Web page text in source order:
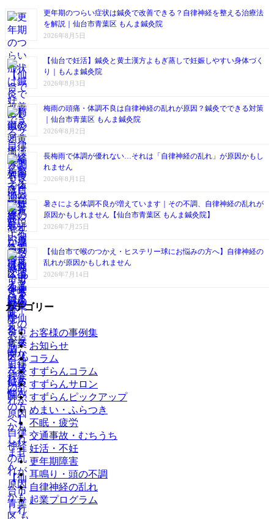
更年期のつらい症状は鍼灸で改善できる？自律神経を整える治療法
を解説｜仙台市青葉区 もんま鍼灸院
2026年8月5日
【仙台で妊活】鍼灸と黄土漢方よもぎ蒸しで妊娠しやすい身体づく
り｜もんま鍼灸院
2026年8月3日
梅雨の頭痛・体調不良は自律神経の乱れが原因？鍼灸でできる対策
｜仙台市青葉区 もんま鍼灸院
2026年8月2日
長梅雨で体調が優れない…それは「自律神経の乱れ」が原因かもし
れません
2026年8月1日
暑さによる体調不良が増えています｜その不調、自律神経の乱れが
原因かもしれません【仙台市青葉区 もんま鍼灸院】
2026年7月25日
【仙台市で喉のつかえ・ヒステリー球にお悩みの方へ】自律神経の
乱れが原因かもしれません
2026年7月14日
カテゴリー
お客様の事例集
お知らせ
コラム
すずらんコラム
すずらんサロン
すずらんピックアップ
めまい・ふらつき
不眠・疲労
交通事故・むちうち
妊活・不妊
更年期障害
耳鳴り・頭の不調
自律神経の乱れ
起業プログラム